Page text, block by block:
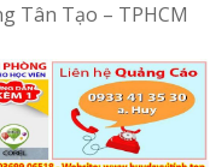
Tân Tạo – TPHCM